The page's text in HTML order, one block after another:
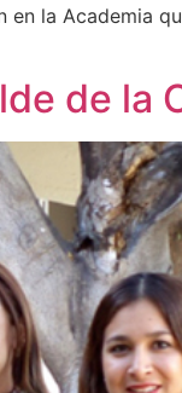
en la Academia
de la